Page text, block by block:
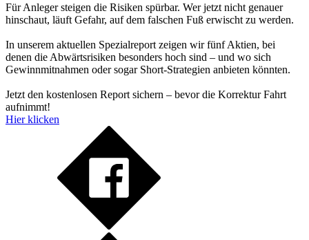
Für Anleger steigen die Risiken spürbar. Wer jetzt nicht genauer
hinschaut, läuft Gefahr, auf dem falschen Fuß erwischt zu werden.
In unserem aktuellen Spezialreport zeigen wir fünf Aktien, bei
denen die Abwärtsrisiken besonders hoch sind – und wo sich
Gewinnmitnahmen oder sogar Short-Strategien anbieten könnten.
Jetzt den kostenlosen Report sichern – bevor die Korrektur Fahrt
aufnimmt!
Hier klicken